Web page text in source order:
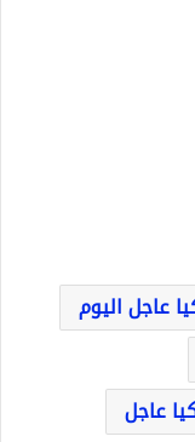
عاجل اليوم
عاجل